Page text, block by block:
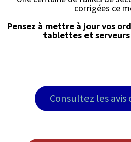
corrigées ce
Pensez à mettre à jour vos
tablettes et
Consultez les avis